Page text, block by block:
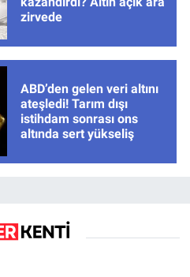
zirvede
ABD’den gelen veri altını
ateşledi! Tarım dışı
istihdam sonrası ons
altında sert yükseliş